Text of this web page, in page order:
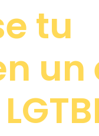
tu
un